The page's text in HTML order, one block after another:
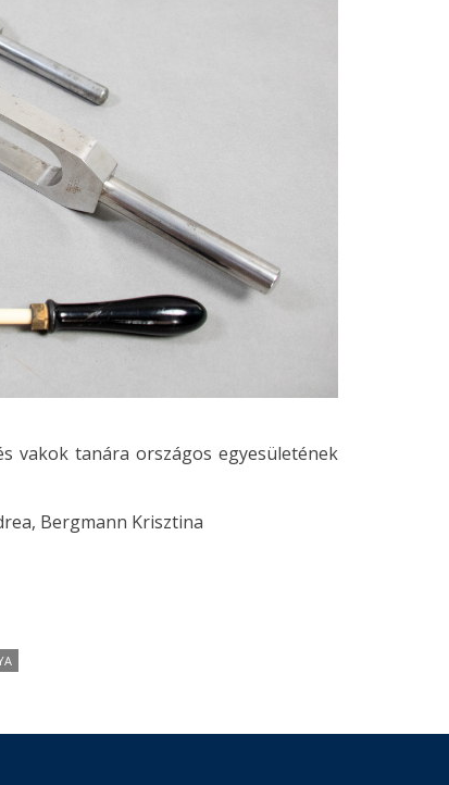
vakok tanára országos egyesületének
Bergmann Krisztina